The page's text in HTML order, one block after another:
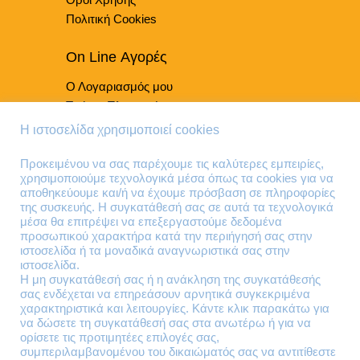
Πολιτική Cookies
On Line Αγορές
Ο Λογαριασμός μου
Τρόποι Πληρωμής
Τρόποι Παράδοσης
Τηλέφωνα Επικοινωνίας
210 41 13 636
210 41 13 280
Διεύθυνση
Θηβών 220
Άγιος Ιωάννης
Ρέντης
Τ.Κ. 182 33
Η ιστοσελίδα χρησιμοποιεί cookies
Προκειμένου να σας παρέχουμε τις καλύτερες εμπειρίες,
χρησιμοποιούμε τεχνολογικά μέσα όπως τα cookies για να
αποθηκεύουμε και/ή να έχουμε πρόσβαση σε πληροφορίες
της συσκευής. Η συγκατάθεσή σας σε αυτά τα τεχνολογικά
μέσα θα επιτρέψει να επεξεργαστούμε δεδομένα
προσωπικού χαρακτήρα κατά την περιήγησή σας στην
ιστοσελίδα ή τα μοναδικά αναγνωριστικά σας στην
ιστοσελίδα.
Η μη συγκατάθεσή σας ή η ανάκληση της συγκατάθεσής
σας ενδέχεται να επηρεάσουν αρνητικά συγκεκριμένα
χαρακτηριστικά και λειτουργίες. Κάντε κλικ παρακάτω για
να δώσετε τη συγκατάθεσή σας στα ανωτέρω ή για να
ορίσετε τις προτιμητέες επιλογές σας,
συμπεριλαμβανομένου του δικαιώματός σας να αντιτίθεστε